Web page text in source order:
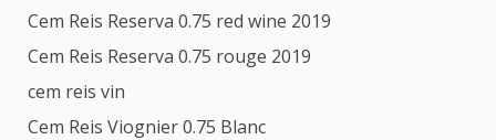
Cem Reis Reserva 0.75 red wine 2019
Cem Reis Reserva 0.75 rouge 2019
cem reis vin
Cem Reis Viognier 0.75 Blanc